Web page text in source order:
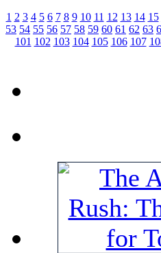
1 2 3 4 5 6 7 8 9 10 11 12 13 14 15
53 54 55 56 57 58 59 60 61 62 63
101 102 103 104 105 106 107